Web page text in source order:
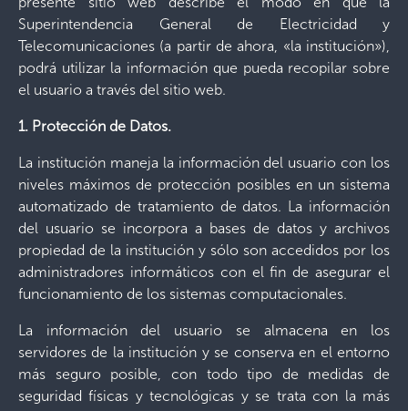
Superintendencia General de Electricidad y
Telecomunicaciones (a partir de ahora, «la institución»),
podrá utilizar la información que pueda recopilar sobre
el usuario a través del sitio web.
1. Protección de Datos.
La institución maneja la información del usuario con los
niveles máximos de protección posibles en un sistema
automatizado de tratamiento de datos. La información
del usuario se incorpora a bases de datos y archivos
propiedad de la institución y sólo son accedidos por los
administradores informáticos con el fin de asegurar el
funcionamiento de los sistemas computacionales.
La información del usuario se almacena en los
servidores de la institución y se conserva en el entorno
más seguro posible, con todo tipo de medidas de
seguridad físicas y tecnológicas y se trata con la más